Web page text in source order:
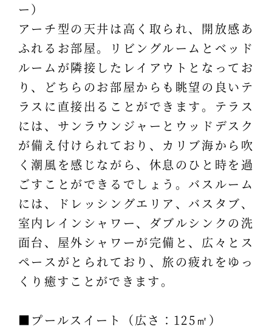
ー）
アーチ型の天井は高く取られ、開放感あ
ふれるお部屋。リビングルームとベッド
ルームが隣接したレイアウトとなってお
り、どちらのお部屋からも眺望の良いテ
ラスに直接出ることができます。テラス
には、サンラウンジャーとウッドデスク
が備え付けられており、カリブ海から吹
く潮風を感じながら、休息のひと時を過
ごすことができるでしょう。バスルーム
には、ドレッシングエリア、バスタブ、
室内レインシャワー、ダブルシンクの洗
面台、屋外シャワーが完備と、広々とス
ペースがとられており、旅の疲れをゆっ
くり癒すことができます。
■プールスイート（広さ：125㎡）